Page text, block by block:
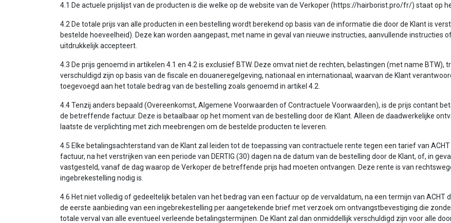
4.1 De actuele prijslijst van de producten is die welke op de website van de Verkoper (https://hairborist.pro/fr/) staat op
4.2 De totale prijs van alle producten in een bestelling wordt berekend op basis van de informatie die door de Klant is
bestelde hoeveelheid). Deze kan worden aangepast, met name in geval van nieuwe instructies, aanvullende instructies
uitdrukkelijk accepteert.
4.3 De prijs genoemd in artikelen 4.1 en 4.2 is exclusief BTW. Deze omvat niet de rechten, belastingen (met name
verschuldigd zijn op basis van de fiscale en douaneregelgeving, nationaal en internationaal, waarvan de Klant
toegevoegd aan het totale bedrag van de bestelling zoals genoemd in artikel 4.2.
4.4 Tenzij anders bepaald (Overeenkomst, Algemene Voorwaarden of Contractuele Voorwaarden), is de prijs contant
de betreffende factuur. Deze is betaalbaar op het moment van de bestelling door de Klant. Alleen de daadwerkelijke
laatste de verplichting met zich meebrengen om de bestelde producten te leveren.
4.5 Elke betalingsachterstand van de Klant zal leiden tot de toepassing van contractuele rente tegen een tarief van
factuur, na het verstrijken van een periode van DERTIG (30) dagen na de datum van de bestelling door de Klant, of, in
vastgesteld, vanaf de dag waarop de Verkoper de betreffende prijs had moeten ontvangen. Deze rente is van
ingebrekestelling nodig is.
4.6 Het niet volledig of gedeeltelijk betalen van het bedrag van een factuur op de vervaldatum, na een termijn van ACHT
de eerste aanbieding van een ingebrekestelling per aangetekende brief met verzoek om ontvangstbevestiging die
totale verval van alle eventueel verleende betalingstermijnen. De Klant zal dan onmiddellijk verschuldigd zijn voor alle